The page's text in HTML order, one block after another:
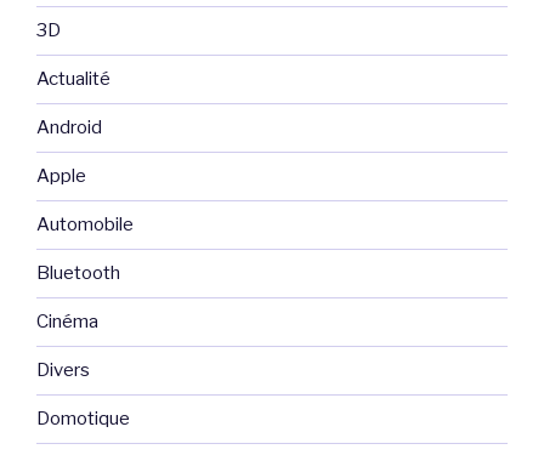
3D
Actualité
Android
Apple
Automobile
Bluetooth
Cinéma
Divers
Domotique